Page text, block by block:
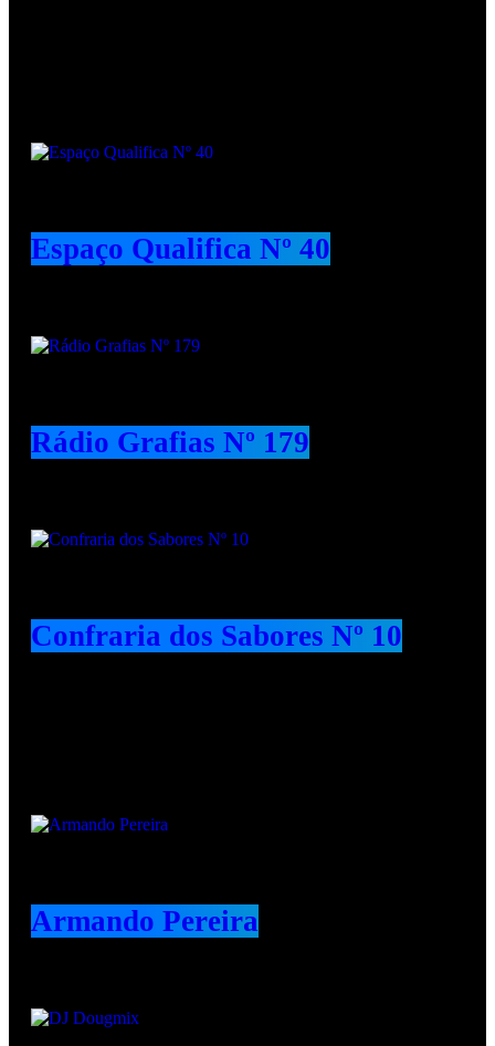
Espaço Qualifica Nº 40
Rádio Grafias Nº 179
Confraria dos Sabores Nº 10
Armando Pereira